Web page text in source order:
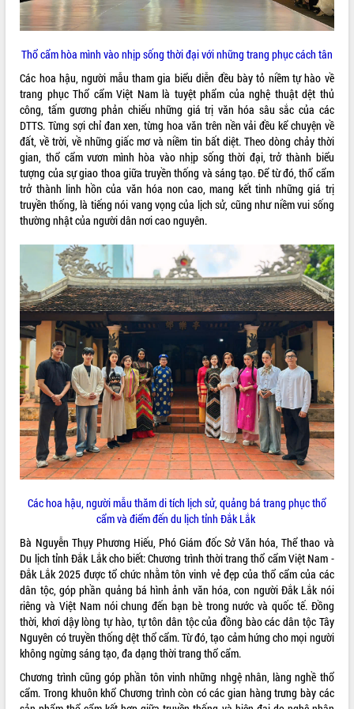
tại Trung tâm Phục vụ hành chính
công tỉnh
Đắk Lắk: Tôn vinh 46 giải pháp tại Hội
thi Sáng tạo Kỹ thuật 2024 - 2025
Đắk Lắk rà soát, điều chỉnh Đề án 190
về phát triển nuôi trồng thủy sản
Phó Chủ tịch UBND tỉnh Đắk Lắk
Trương Công Thái kiểm tra thực địa
Dự án cao tốc Khánh Hòa - Buôn Ma
Thuột
Định vị cà phê Việt Nam như một “di
sản sống” trong dòng chảy toàn cầu
Xây dựng nông thôn mới: Nâng cao đời
Quyết liệt tháo gỡ vướng mắc, đẩy
nhanh tiến độ các dự án trọng điểm
trong Khu kinh tế Nam Phú Yên
Hòn Yến phát triển du lịch gắn với bảo
tồn biển
Lấy ý kiến điều chỉnh Quy hoạch tỉnh
Đắk Lắk thời kỳ 2021-2030, tầm nhìn
đến năm 2050
Phát động chiến dịch 30 ngày đêm
giải phóng mặt bằng Tuyến đường bộ
ven biển
Đắk Lắk nỗ lực thúc đẩy tăng trưởng
kinh tế từ 10% trở lên trong Quý
Đắk Lắk ký kết thỏa thuận hợp tác về
với Tập đoàn Bưu chính Viễn thông
Việt Nam
Thứ trưởng Bộ Y tế làm việc với tỉnh
Đắk Lắk về phát triển nhân lực y tế
cho trạm y tế cấp xã
Du lịch Đắk Lắk nâng tầm trải nghiệm
du khách thông qua Hệ thống cơ sở dữ
liệu và Bản đồ số
Tập huấn ứng dụng trí tuệ nhân tạo (AI)
trong thương mại điện tử năm 2026
Thổ cẩm hòa mình vào nhịp sống thời đại với những trang phục cách tân
Các hoa hậu, người mẫu tham gia biểu diễn đều bày tỏ niềm tự hào về
trang phục Thổ cẩm Việt Nam là tuyệt phẩm của nghệ thuật dệt thủ
công, tấm gương phản chiếu những giá trị văn hóa sâu sắc của các
DTTS. Từng sợi chỉ đan xen, từng hoa văn trên nền vải đều kể chuyện về
đất, về trời, về những giấc mơ và niềm tin bất diệt. Theo dòng chảy thời
gian, thổ cẩm vươn mình hòa vào nhịp sống thời đại, trở thành biểu
tượng của sự giao thoa giữa truyền thống và sáng tạo. Để từ đó, thổ cẩm
trở thành linh hồn của văn hóa non cao, mang kết tinh những giá trị
truyền thống, là tiếng nói vang vọng của lịch sử, cũng như niềm vui sống
thường nhật của người dân nơi cao nguyên.
Các hoa hậu, người mẫu thăm di tích lịch sử, quảng bá trang phục thổ
cẩm và điểm đến du lịch tỉnh Đắk Lắk
Bà Nguyễn Thụy Phương Hiếu, Phó Giám đốc Sở Văn hóa, Thể thao và
Du lịch tỉnh Đắk Lắk cho biết: Chương trình thời trang thổ cẩm Việt Nam -
Đắk Lắk 2025 được tổ chức nhằm tôn vinh vẻ đẹp của thổ cẩm của các
dân tộc, góp phần quảng bá hình ảnh văn hóa, con người Đắk Lắk nói
riêng và Việt Nam nói chung đến bạn bè trong nước và quốc tế. Đồng
thời, khơi dậy lòng tự hào, tự tôn dân tộc của đồng bào các dân tộc Tây
Nguyên có truyền thống dệt thổ cẩm. Từ đó, tạo cảm hứng cho mọi người
không ngừng sáng tạo, đa dạng thời trang thổ cẩm.
Chương trình cũng góp phần tôn vinh những nhgệ nhân, làng nghề thổ
cẩm. Trong khuôn khổ Chương trình còn có các gian hàng trưng bày các